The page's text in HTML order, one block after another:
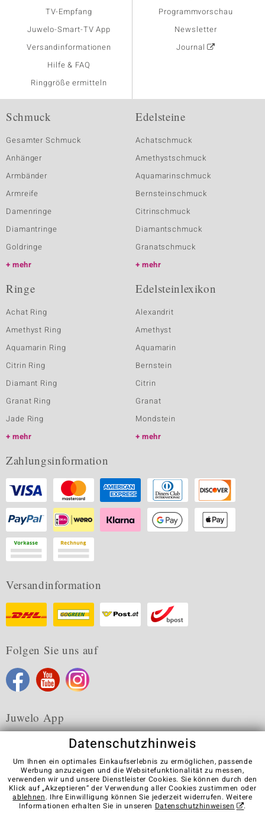
TV-Empfang
Juwelo-Smart-TV App
Versandinformationen
Hilfe & FAQ
Ringgröße ermitteln
Programmvorschau
Newsletter
Journal
Schmuck
Gesamter Schmuck
Anhänger
Armbänder
Armreife
Damenringe
Diamantringe
Goldringe
mehr
Edelsteine
Achatschmuck
Amethystschmuck
Aquamarinschmuck
Bernsteinschmuck
Citrinschmuck
Diamantschmuck
Granatschmuck
mehr
Ringe
Achat Ring
Amethyst Ring
Aquamarin Ring
Citrin Ring
Diamant Ring
Granat Ring
Jade Ring
mehr
Edelsteinlexikon
Alexandrit
Amethyst
Aquamarin
Bernstein
Citrin
Granat
Mondstein
mehr
Zahlungsinformation
Versandinformation
Folgen Sie uns auf
Juwelo App
Karriere AGB Datenschutz Cookies
Impressum
Kontakt
Vertrag widerrufen
Datenschutzhinweis
Um Ihnen ein optimales Einkaufserlebnis zu ermöglichen, passende
Werbung anzuzeigen und die Websitefunktionalität zu messen,
verwenden wir und unsere Dienstleister Cookies. Sie können durch den
Klick auf „Akzeptieren“ der Verwendung aller Cookies zustimmen oder
ablehnen. Ihre Einwilligung können Sie jederzeit widerrufen. Weitere
Informationen erhalten Sie in unseren Datenschutzhinweisen .